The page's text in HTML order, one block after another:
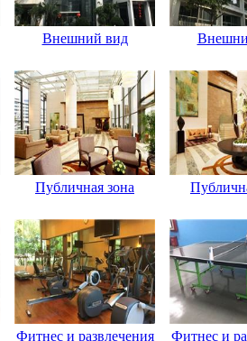
Внешний вид
Публичная зона
Фитнес и развлечения Фитнес и